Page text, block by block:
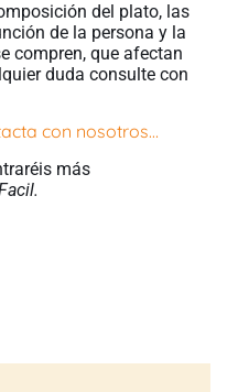
del plato, las
de la persona y la
compren, que afectan
duda consulte con
con nosotros…
más